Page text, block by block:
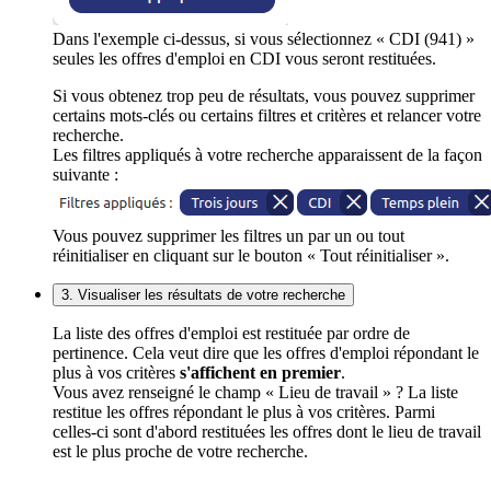
Dans l'exemple ci-dessus, si vous sélectionnez « CDI (941) »
seules les offres d'emploi en CDI vous seront restituées.
Si vous obtenez trop peu de résultats, vous pouvez supprimer
certains mots-clés ou certains filtres et critères et relancer votre
recherche.
Les filtres appliqués à votre recherche apparaissent de la façon
suivante :
Vous pouvez supprimer les filtres un par un ou tout
réinitialiser en cliquant sur le bouton « Tout réinitialiser ».
3. Visualiser les résultats de votre recherche
La liste des offres d'emploi est restituée par ordre de
pertinence. Cela veut dire que les offres d'emploi répondant le
plus à vos critères s'affichent en premier.
Vous avez renseigné le champ « Lieu de travail » ? La liste
restitue les offres répondant le plus à vos critères. Parmi
celles-ci sont d'abord restituées les offres dont le lieu de travail
est le plus proche de votre recherche.